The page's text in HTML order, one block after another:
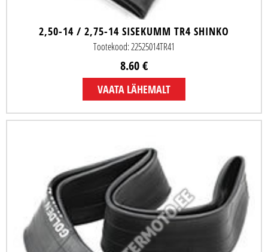
2,50-14 / 2,75-14 SISEKUMM TR4 SHINKO
Tootekood: 22525014TR41
8.60 €
VAATA LÄHEMALT